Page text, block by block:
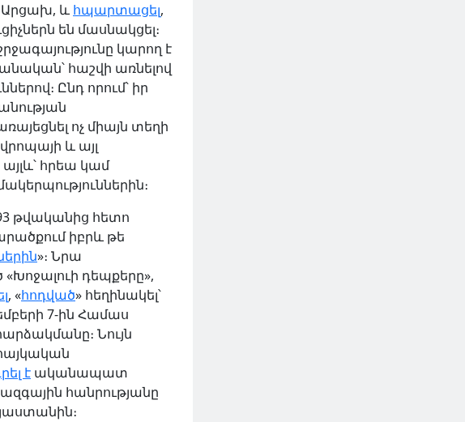
Արցախ, և հպարտացել,
են մասնակցել։
կարող է
հաշվի առնելով
Ընդ որում՝ իր
ոչ միայն տեղի
և այլ
հրեա կամ
թվականից հետո
իբրև թե
»։ Նրա
«Խոջալուի դեպքերը»,
, «հոդված» հեղինակել՝
7-ին Համաս
Նույն
է ականապատ
հանրությանը